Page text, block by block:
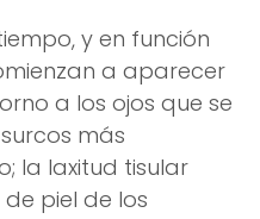
y en función
a aparecer
a los ojos que se
más
la laxitud tisular
piel de los